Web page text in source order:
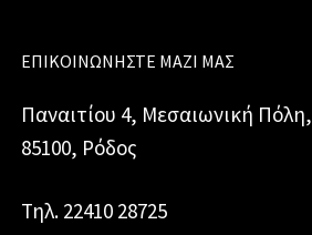
ΕΠΙΚΟΙΝΩΝΉΣΤΕ ΜΑΖΊ ΜΑΣ
Παναιτίου 4, Μεσαιωνική Πόλη,
85100, Ρόδος
Τηλ. 22410 28725